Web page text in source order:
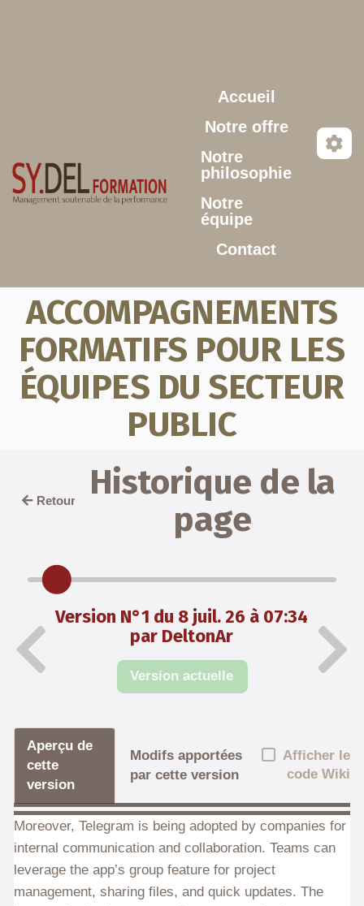
Accueil
Notre offre
Notre
philosophie
Notre
équipe
Contact
ACCOMPAGNEMENTS
FORMATIFS POUR LES
ÉQUIPES DU SECTEUR
PUBLIC
Retour
Historique de la
page
Version N°1 du 8 juil. 26 à 07:34
par DeltonAr
Version actuelle
Aperçu de
cette
version
Modifs apportées
par cette version
Afficher le
code Wiki